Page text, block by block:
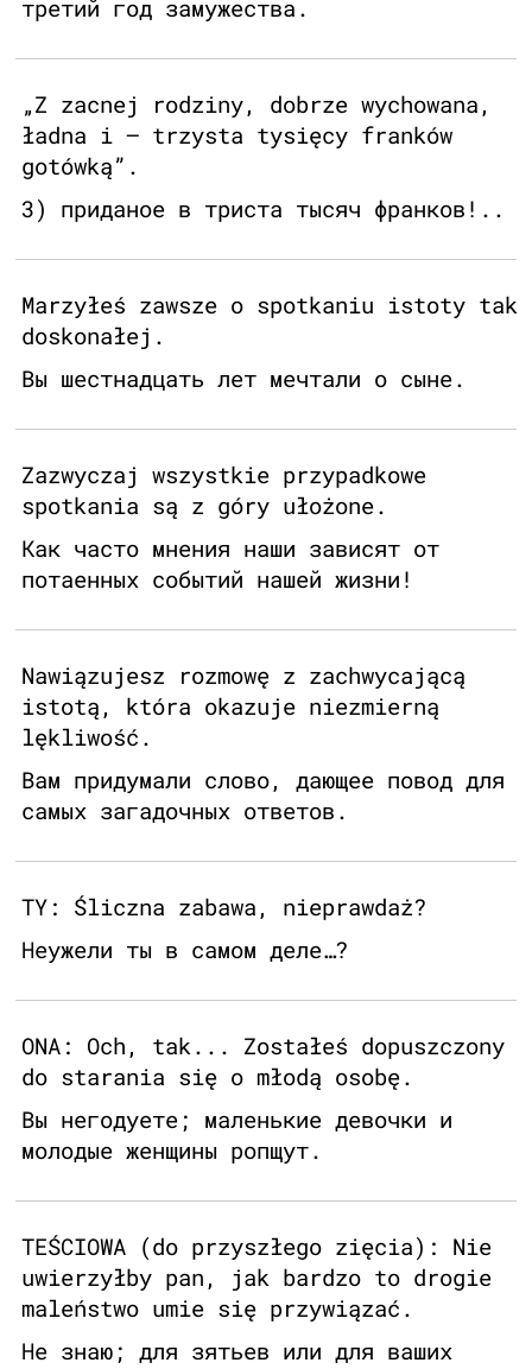
третий год замужества.
„Z zacnej rodziny, dobrze wychowana,
ładna i — trzysta tysięcy franków
gotówką”.
3) приданое в триста тысяч франков!..
Marzyłeś zawsze o spotkaniu istoty tak
doskonałej.
Вы шестнадцать лет мечтали о сыне.
Zazwyczaj wszystkie przypadkowe
spotkania są z góry ułożone.
Как часто мнения наши зависят от
потаенных событий нашей жизни!
Nawiązujesz rozmowę z zachwycającą
istotą, która okazuje niezmierną
lękliwość.
Вам придумали слово, дающее повод для
самых загадочных ответов.
TY: Śliczna zabawa, nieprawdaż?
Неужели ты в самом деле…?
ONA: Och, tak... Zostałeś dopuszczony
do starania się o młodą osobę.
Вы негодуете; маленькие девочки и
молодые женщины ропщут.
TEŚCIOWA (do przyszłego zięcia): Nie
uwierzyłby pan, jak bardzo to drogie
maleństwo umie się przywiązać.
Не знаю; для зятьев или для ваших